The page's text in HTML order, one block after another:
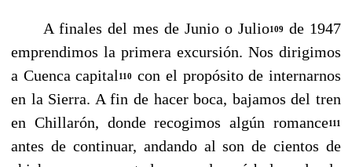
A finales del mes de Junio o Julio109
de 1947
emprendimos la primera excursión. Nos dirigi­mos
a Cuenca capital 110
con el propósito de internarnos
en la Sierra. A fin de hacer boca, baja­mos del tren
en Chillarón, donde recogimos algún romance111
antes de continuar, andando al son de cientos de